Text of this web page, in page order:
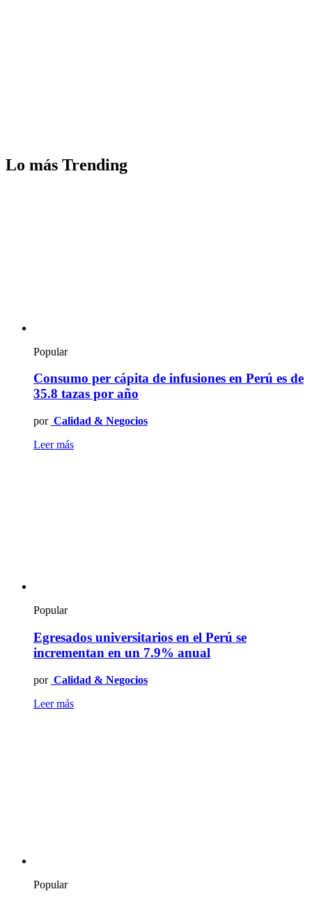
Lo más Trending
Popular
Consumo per cápita de infusiones en Perú es de
35.8 tazas por año
por Calidad & Negocios
Leer más
Popular
Egresados universitarios en el Perú se
incrementan en un 7.9% anual
por Calidad & Negocios
Leer más
Popular